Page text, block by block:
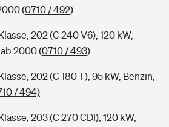
(0710 / 492)
202 (C 240 V6), 120 kW,
2000(0710 / 493)
202 (C 180 T), 95 kW, Benzin,
/ 494)
203 (C 270 CDI), 120 kW,